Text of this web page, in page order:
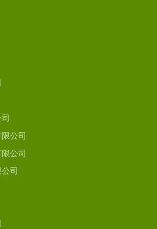
公司
公司
司